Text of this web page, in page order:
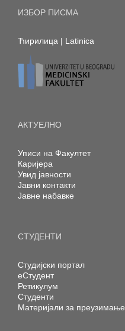
ИЗБОР ПИСМА
Ћирилица | Latinica
АКТУЕЛНО
Уписи на Факултет
Каријера
Увид јавности
Јавни контакти
Јавне набавке
СТУДЕНТИ
Студијски портал
еСтудент
Ретикулум
Студенти
Материјали за преузимање